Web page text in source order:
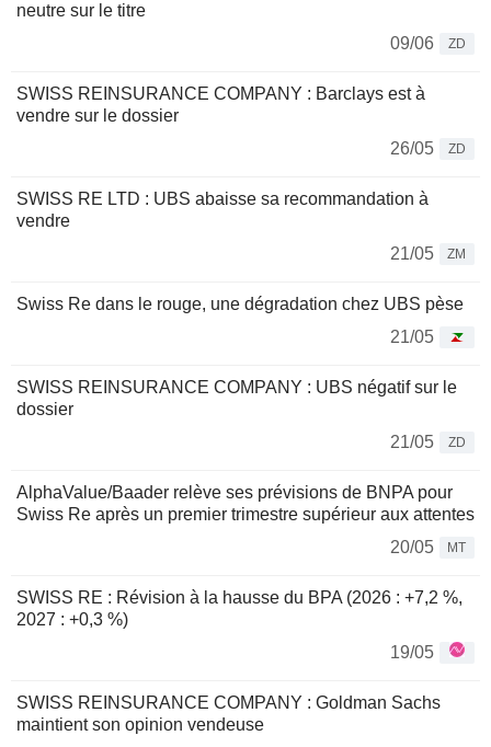
neutre sur le titre
09/06
ZD
SWISS REINSURANCE COMPANY : Barclays est à
vendre sur le dossier
26/05
ZD
SWISS RE LTD : UBS abaisse sa recommandation à
vendre
21/05
ZM
Swiss Re dans le rouge, une dégradation chez UBS pèse
21/05
SWISS REINSURANCE COMPANY : UBS négatif sur le
dossier
21/05
ZD
AlphaValue/Baader relève ses prévisions de BNPA pour
Swiss Re après un premier trimestre supérieur aux attentes
20/05
MT
SWISS RE : Révision à la hausse du BPA (2026 : +7,2 %,
2027 : +0,3 %)
19/05
SWISS REINSURANCE COMPANY : Goldman Sachs
maintient son opinion vendeuse